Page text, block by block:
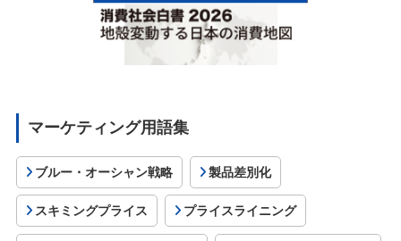
マーケティング用語集
ブルー・オーシャン戦略 製品差別化
スキミングプライス プライスライニング